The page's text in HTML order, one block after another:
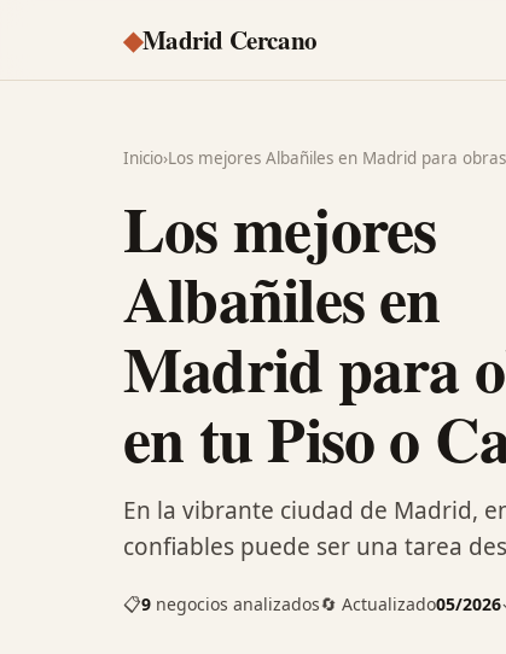
◆Madrid Cercano
Inicio›Los mejores Albañiles en Madrid para
Los mejores
Albañiles en
Madrid para
en tu Piso o
En la vibrante ciudad de Madrid,
confiables puede ser una tarea
📋9 negocios analizados🔄 Actualizado05/2026